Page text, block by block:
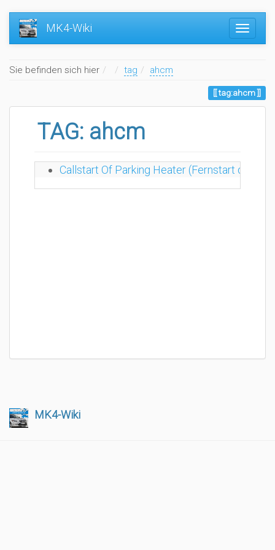
MK4-Wiki
Sie befinden sich hier Home
tag ahcm
tag:ahcm
TAG: ahcm
Callstart Of Parking Heater (Fernstart der
MK4-Wiki